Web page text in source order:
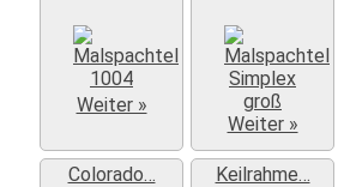
Weiter »
Weiter »
Colorado… Keilrahme…